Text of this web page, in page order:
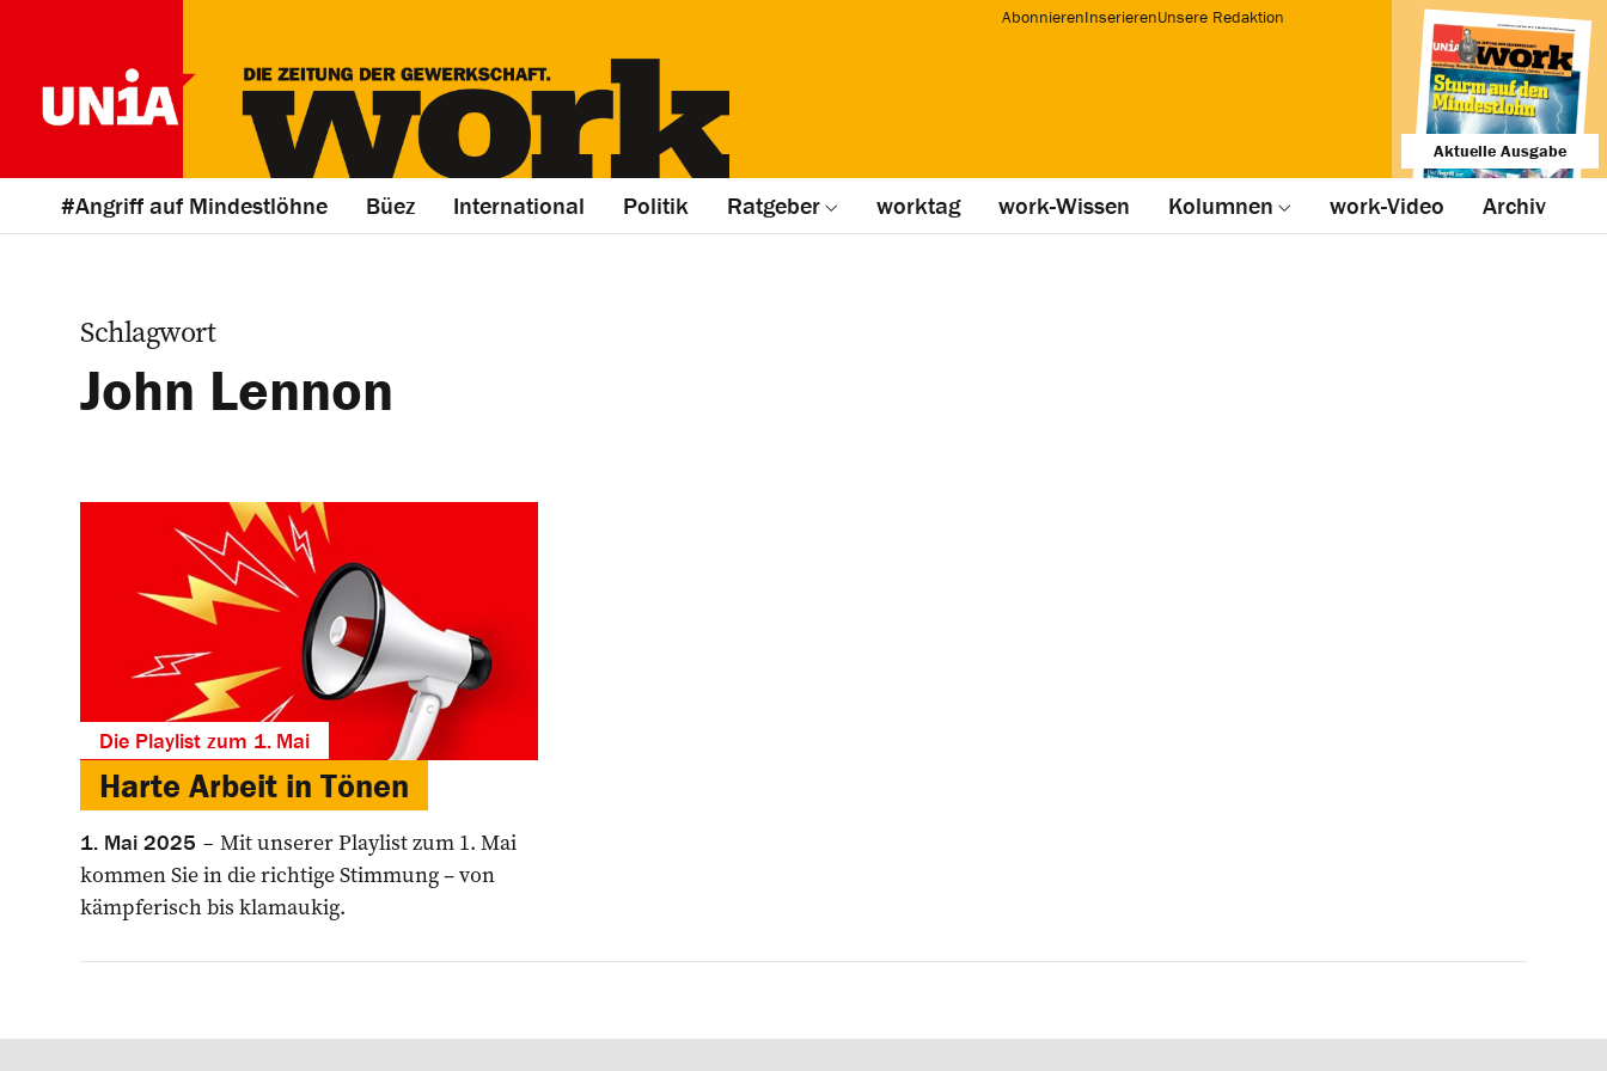
AbonnierenInserierenUnsere Redaktion
Aktuelle Ausgabe
#Angriff auf Mindestlöhne Büez International Politik Ratgeber worktag work-Wissen Kolumnen work-Video Archiv
Schlagwort
John Lennon
Die Playlist zum 1. Mai
Harte Arbeit in Tönen
1. Mai 2025
Mit unserer Playlist zum 1. Mai
kommen Sie in die richtige Stimmung – von
kämpferisch bis klamaukig.